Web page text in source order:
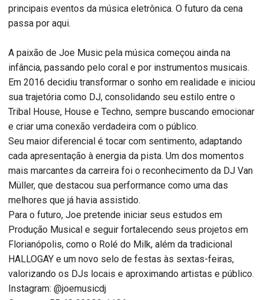
principais eventos da música eletrônica. O futuro da cena
passa por aqui.
A paixão de Joe Music pela música começou ainda na
infância, passando pelo coral e por instrumentos musicais.
Em 2016 decidiu transformar o sonho em realidade e iniciou
sua trajetória como DJ, consolidando seu estilo entre o
Tribal House, House e Techno, sempre buscando emocionar
e criar uma conexão verdadeira com o público.
Seu maior diferencial é tocar com sentimento, adaptando
cada apresentação à energia da pista. Um dos momentos
mais marcantes da carreira foi o reconhecimento da DJ Van
Müller, que destacou sua performance como uma das
melhores que já havia assistido.
Para o futuro, Joe pretende iniciar seus estudos em
Produção Musical e seguir fortalecendo seus projetos em
Florianópolis, como o Rolé do Milk, além da tradicional
HALLOGAY e um novo selo de festas às sextas-feiras,
valorizando os DJs locais e aproximando artistas e público.
Instagram: @joemusicdj